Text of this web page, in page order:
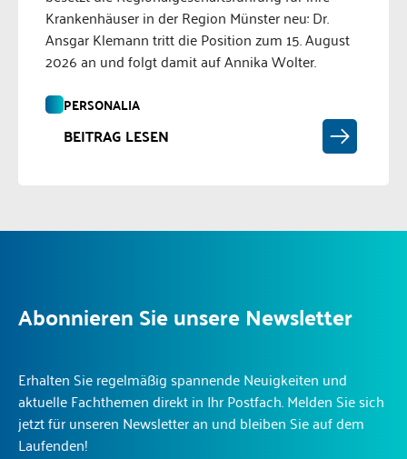
Krankenhäuser in der Region Münster neu: Dr.
Ansgar Klemann tritt die Position zum 15. August
2026 an und folgt damit auf Annika Wolter.
PERSONALIA
BEITRAG LESEN
Abonnieren Sie unsere Newsletter
Erhalten Sie regelmäßig spannende Neuigkeiten und
aktuelle Fachthemen direkt in Ihr Postfach. Melden Sie sich
jetzt für unseren Newsletter an und bleiben Sie auf dem
Laufenden!